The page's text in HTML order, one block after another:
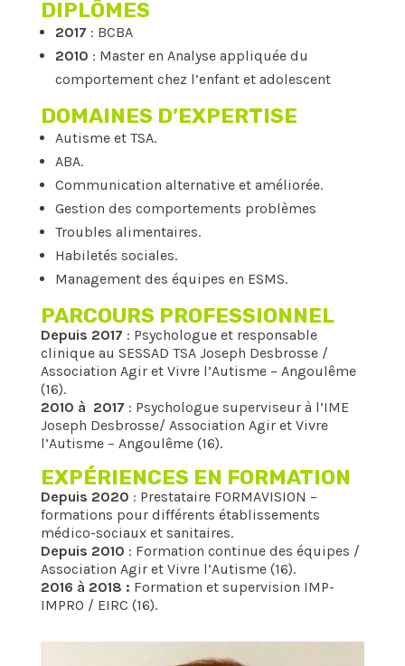
DIPLÔMES
2017 : BCBA
2010 : Master en Analyse appliquée du
comportement chez l’enfant et adolescent
DOMAINES D’EXPERTISE
Autisme et TSA.
ABA.
Communication alternative et améliorée.
Gestion des comportements problèmes
Troubles alimentaires.
Habiletés sociales.
Management des équipes en ESMS.
PARCOURS PROFESSIONNEL
Depuis 2017 : Psychologue et responsable
clinique au SESSAD TSA Joseph Desbrosse /
Association Agir et Vivre l’Autisme – Angoulême
(16).
2010 à 2017 : Psychologue superviseur à l’IME
Joseph Desbrosse/ Association Agir et Vivre
l’Autisme – Angoulême (16).
EXPÉRIENCES EN FORMATION
Depuis 2020 : Prestataire FORMAVISION –
formations pour différents établissements
médico-sociaux et sanitaires.
Depuis 2010 : Formation continue des équipes /
Association Agir et Vivre l’Autisme (16).
2016 à 2018 : Formation et supervision IMP-
IMPRO / EIRC (16).